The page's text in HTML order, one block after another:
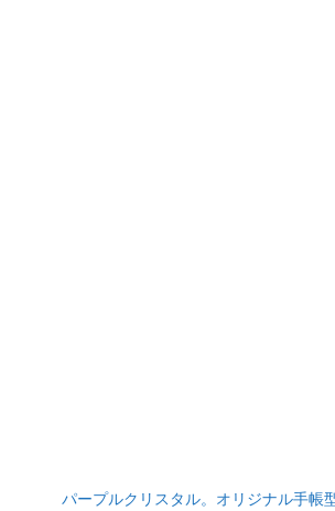
パープルクリスタル。オリジナル手帳